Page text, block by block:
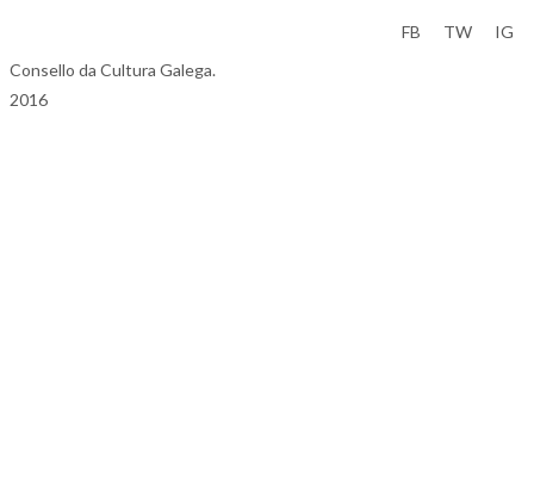
Consello da Cultura Galega.
2016
FB TW IG